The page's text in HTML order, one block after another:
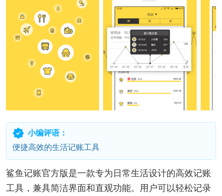
小编评语：
便捷高效的生活记账工具
鲨鱼记账官方版是一款专为日常生活设计的高效记账
工具，兼具简洁界面和直观功能。用户可以轻松记录